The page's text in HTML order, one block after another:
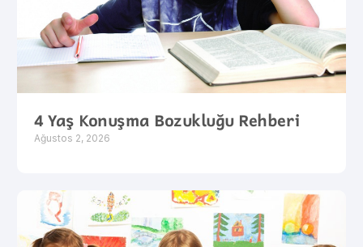
4 Yaş Konuşma Bozukluğu Rehberi
Ağustos 2, 2026